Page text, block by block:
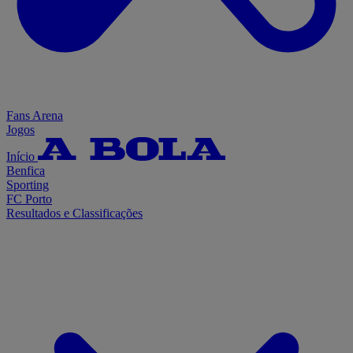
Fans Arena
Jogos
Início
Benfica
Sporting
FC Porto
Resultados e Classificações